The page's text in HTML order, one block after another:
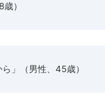
）
」（男性、45歳）